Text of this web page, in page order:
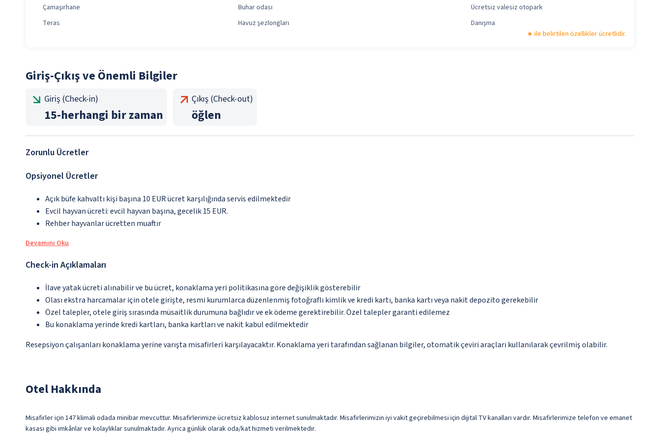
Çamaşırhane
Buhar odası
Ücretsiz valesiz otopark
Teras
Havuz şezlongları
Danışma
ile belirtilen özellikler ücretlidir.
Giriş-Çıkış ve Önemli Bilgiler
Giriş (Check-in)
15-herhangi bir zaman
Çıkış (Check-out)
öğlen
Zorunlu Ücretler
Opsiyonel Ücretler
Açık büfe kahvaltı kişi başına 10 EUR ücret karşılığında servis edilmektedir
Evcil hayvan ücreti: evcil hayvan başına, gecelik 15 EUR.
Rehber hayvanlar ücretten muaftır
Devamını Oku
Check-in Açıklamaları
İlave yatak ücreti alınabilir ve bu ücret, konaklama yeri politikasına göre değişiklik gösterebilir
Olası ekstra harcamalar için otele girişte, resmi kurumlarca düzenlenmiş fotoğraflı kimlik ve kredi kartı, banka kartı veya nakit depozito gerekebilir
Özel talepler, otele giriş sırasında müsaitlik durumuna bağlıdır ve ek ödeme gerektirebilir. Özel talepler garanti edilemez
Bu konaklama yerinde kredi kartları, banka kartları ve nakit kabul edilmektedir
Resepsiyon çalışanları konaklama yerine varışta misafirleri karşılayacaktır. Konaklama yeri tarafından sağlanan bilgiler, otomatik çeviri araçları kullanılarak çevrilmiş olabilir.
Otel Hakkında
Misafirler için 147 klimalı odada minibar mevcuttur. Misafirlerimize ücretsiz kablosuz internet sunulmaktadır. Misafirlerimizin iyi vakit geçirebilmesi için dijital TV kanalları vardır. Misafirlerimize telefon ve emanet
kasası gibi imkânlar ve kolaylıklar sunulmaktadır. Ayrıca günlük olarak oda/kat hizmeti verilmektedir.